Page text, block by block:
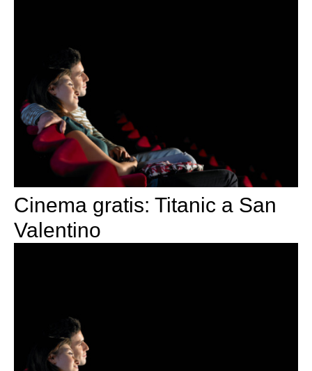
Cinema gratis: Titanic a San
Valentino